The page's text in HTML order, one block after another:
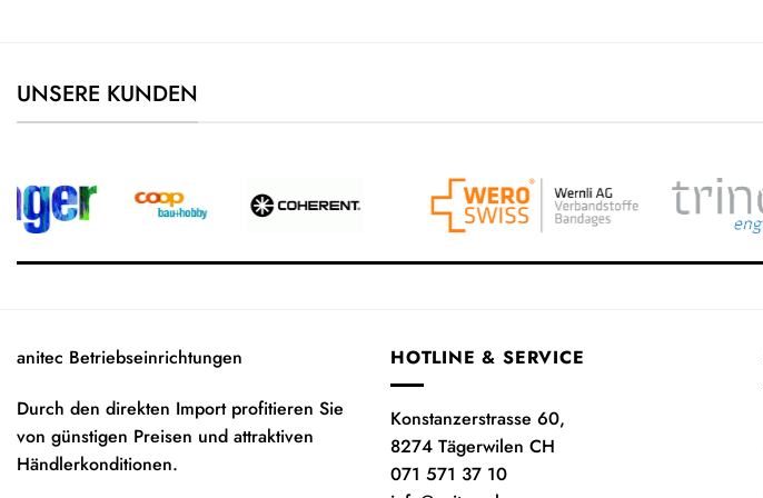
UNSERE KUNDEN
anitec Betriebseinrichtungen
Durch den direkten Import profitieren Sie
von günstigen Preisen und attraktiven
Händlerkonditionen.
HOTLINE & SERVICE
Konstanzerstrasse 60,
8274 Tägerwilen CH
071 571 37 10